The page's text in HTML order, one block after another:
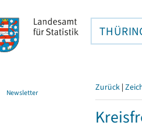
Newsletter Zurück |